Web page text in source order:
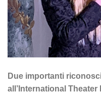
Due importanti
all’International